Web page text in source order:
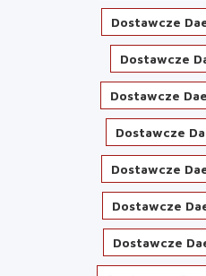
Dostawcze
Dostawcze
Dostawcze
Dostawcze
Dostawcze
Dostawcze
Dostawcze